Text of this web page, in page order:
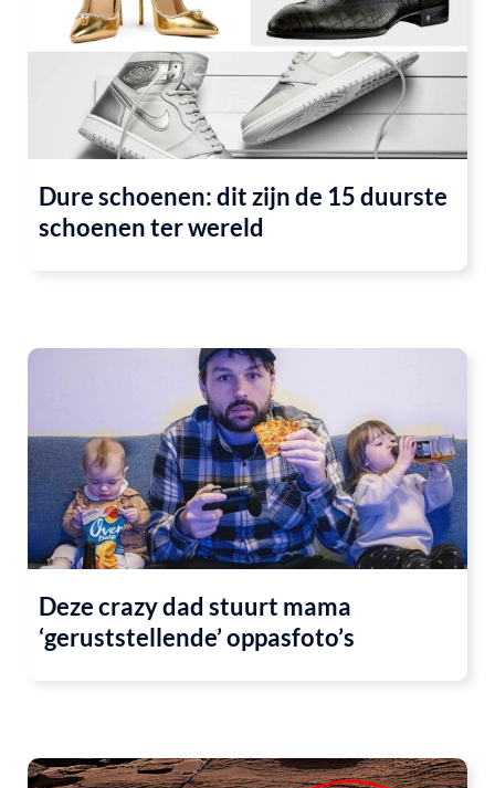
Dure schoenen: dit zijn de 15 duurste
schoenen ter wereld
Deze crazy dad stuurt mama
‘geruststellende’ oppasfoto’s